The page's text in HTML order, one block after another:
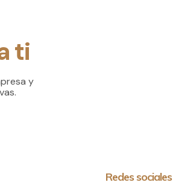
ti
y
Redes sociales